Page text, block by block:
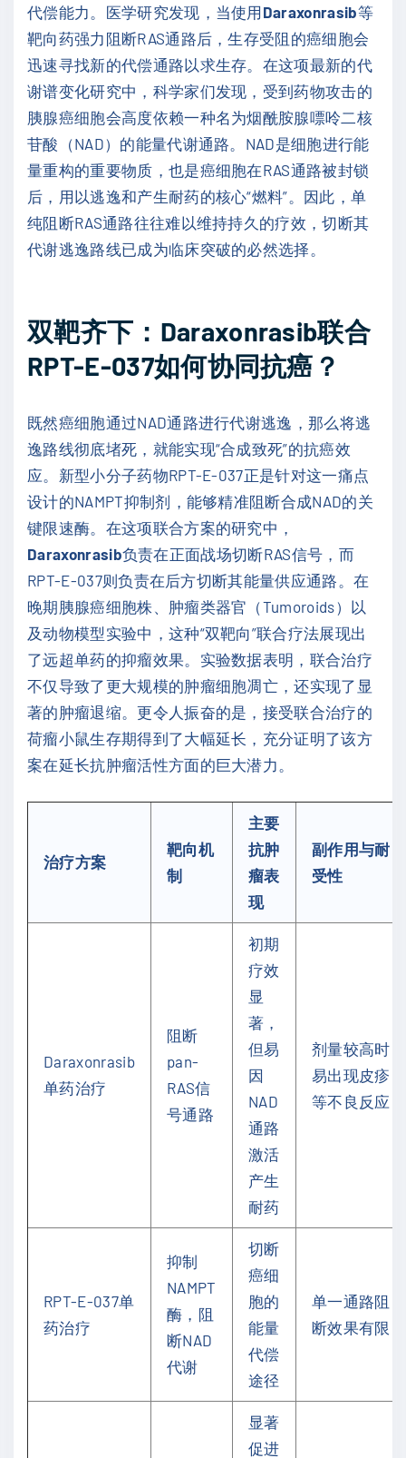
代偿能力。医学研究发现，当使用Daraxonrasib等
靶向药强力阻断RAS通路后，生存受阻的癌细胞会
迅速寻找新的代偿通路以求生存。在这项最新的代
谢谱变化研究中，科学家们发现，受到药物攻击的
胰腺癌细胞会高度依赖一种名为烟酰胺腺嘌呤二核
苷酸（NAD）的能量代谢通路。NAD是细胞进行能
量重构的重要物质，也是癌细胞在RAS通路被封锁
后，用以逃逸和产生耐药的核心“燃料”。因此，单
纯阻断RAS通路往往难以维持持久的疗效，切断其
代谢逃逸路线已成为临床突破的必然选择。
双靶齐下：Daraxonrasib联合
RPT-E-037如何协同抗癌？
既然癌细胞通过NAD通路进行代谢逃逸，那么将逃
逸路线彻底堵死，就能实现“合成致死”的抗癌效
应。新型小分子药物RPT-E-037正是针对这一痛点
设计的NAMPT抑制剂，能够精准阻断合成NAD的关
键限速酶。在这项联合方案的研究中，
Daraxonrasib负责在正面战场切断RAS信号，而
RPT-E-037则负责在后方切断其能量供应通路。在
晚期胰腺癌细胞株、肿瘤类器官（Tumoroids）以
及动物模型实验中，这种“双靶向”联合疗法展现出
了远超单药的抑瘤效果。实验数据表明，联合治疗
不仅导致了更大规模的肿瘤细胞凋亡，还实现了显
著的肿瘤退缩。更令人振奋的是，接受联合治疗的
荷瘤小鼠生存期得到了大幅延长，充分证明了该方
案在延长抗肿瘤活性方面的巨大潜力。
治疗方案
靶向机
制
主要
抗肿
瘤表
现
副作用与耐
受性
Daraxonrasib
单药治疗
阻断
pan-
RAS信
号通路
初期
疗效
显
著，
但易
因
NAD
通路
激活
产生
耐药
剂量较高时
易出现皮疹
等不良反应
RPT-E-037单
药治疗
抑制
NAMPT
酶，阻
断NAD
代谢
切断
癌细
胞的
能量
代偿
途径
单一通路阻
断效果有限
显著
促进